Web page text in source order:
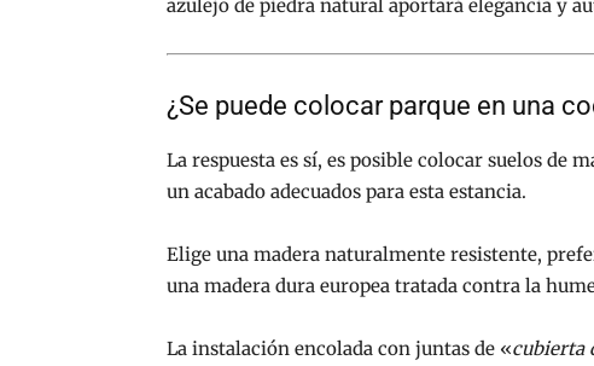
azulejo de piedra natural aportará elegancia y
¿Se puede colocar parque en una
La respuesta es sí, es posible colocar suelos de
un acabado adecuados para esta estancia.
Elige una madera naturalmente resistente,
una madera dura europea tratada contra la
La instalación encolada con juntas de «cubierta